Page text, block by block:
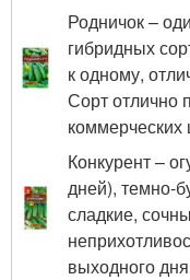
Родничок –
гибридных
к одному,
Сорт отлично
коммерческих
Конкурент –
дней), темно-
сладкие,
выходного